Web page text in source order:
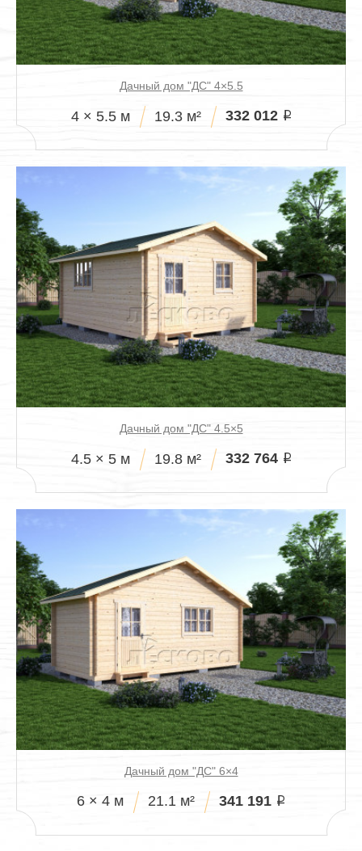
Дачный дом "ДС" 4×5.5
4 × 5.5 м 19.3 м² 332 012 i
Дачный дом "ДС" 4.5×5
4.5 × 5 м 19.8 м² 332 764 i
Дачный дом "ДС" 6×4
6 × 4 м 21.1 м² 341 191 i